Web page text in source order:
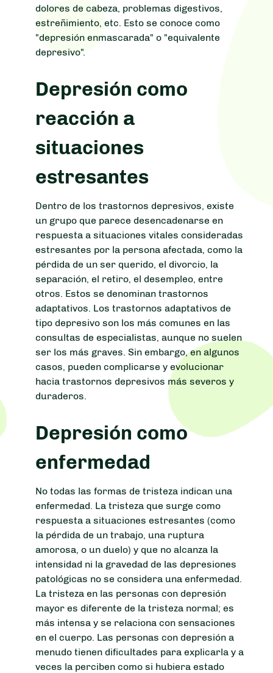
dolores de cabeza, problemas digestivos,
estreñimiento, etc. Esto se conoce como
"depresión enmascarada" o "equivalente
depresivo".
Depresión como
reacción a
situaciones
estresantes
Dentro de los trastornos depresivos, existe
un grupo que parece desencadenarse en
respuesta a situaciones vitales consideradas
estresantes por la persona afectada, como la
pérdida de un ser querido, el divorcio, la
separación, el retiro, el desempleo, entre
otros. Estos se denominan trastornos
adaptativos. Los trastornos adaptativos de
tipo depresivo son los más comunes en las
consultas de especialistas, aunque no suelen
ser los más graves. Sin embargo, en algunos
casos, pueden complicarse y evolucionar
hacia trastornos depresivos más severos y
duraderos.
Depresión como
enfermedad
No todas las formas de tristeza indican una
enfermedad. La tristeza que surge como
respuesta a situaciones estresantes (como
la pérdida de un trabajo, una ruptura
amorosa, o un duelo) y que no alcanza la
intensidad ni la gravedad de las depresiones
patológicas no se considera una enfermedad.
La tristeza en las personas con depresión
mayor es diferente de la tristeza normal; es
más intensa y se relaciona con sensaciones
en el cuerpo. Las personas con depresión a
menudo tienen dificultades para explicarla y a
veces la perciben como si hubiera estado